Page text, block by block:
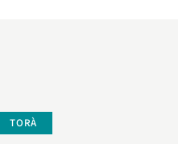
TORÀ